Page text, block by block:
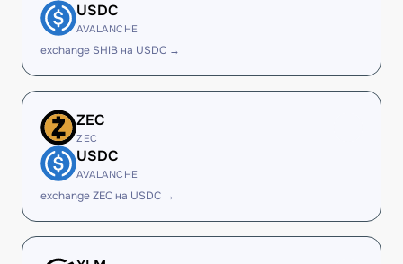
USDC
AVALANCHE
exchange SHIB на USDC →
ZEC
ZEC
USDC
AVALANCHE
exchange ZEC на USDC →